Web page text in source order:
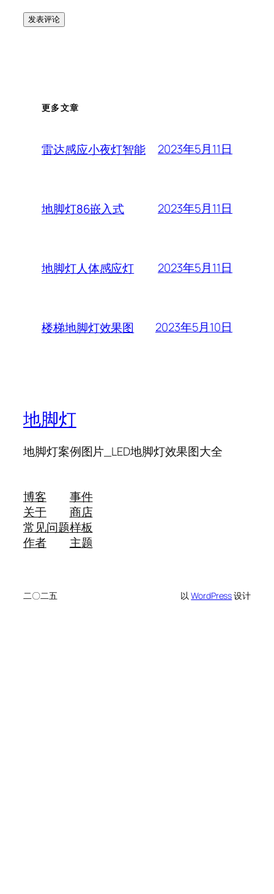
更多文章
雷达感应小夜灯智能 2023年5月11日
地脚灯86嵌入式 2023年5月11日
地脚灯人体感应灯 2023年5月11日
楼梯地脚灯效果图 2023年5月10日
地脚灯
地脚灯案例图片_LED地脚灯效果图大全
博客
关于
常见问题
作者
事件
商店
样板
主题
二〇二五 以WordPress设计